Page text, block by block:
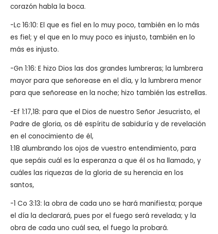
corazón habla la boca.
-Lc 16:10: El que es fiel en lo muy poco, también en lo más
es fiel; y el que en lo muy poco es injusto, también en lo
más es injusto.
-Gn 1:16: E hizo Dios las dos grandes lumbreras; la lumbrera
mayor para que señorease en el día, y la lumbrera menor
para que señorease en la noche; hizo también las estrellas.
-Ef 1:17,18: para que el Dios de nuestro Señor Jesucristo, el
Padre de gloria, os dé espíritu de sabiduría y de revelación
en el conocimiento de él,
1:18 alumbrando los ojos de vuestro entendimiento, para
que sepáis cuál es la esperanza a que él os ha llamado, y
cuáles las riquezas de la gloria de su herencia en los
santos,
-1 Co 3:13: la obra de cada uno se hará manifiesta; porque
el día la declarará, pues por el fuego será revelada; y la
obra de cada uno cuál sea, el fuego la probará.